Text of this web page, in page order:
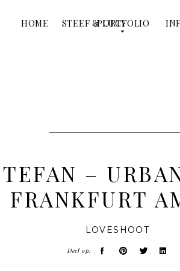
HOME STEEF & LUCY
PORTFOLIO
–
FRANKFURT
LOVESHOOT
Deel op: